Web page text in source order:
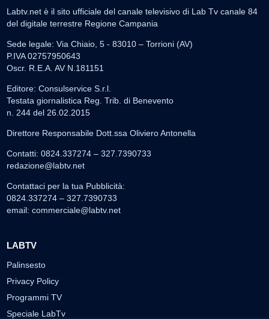
Labtv.net è il sito ufficiale del canale televisivo di Lab Tv canale 84
del digitale terrestre Regione Campania
Sede legale: Via Chiaio, 5 - 83010 – Torrioni (AV)
P.IVA 02757950643
Oscr. R.E.A. AV N.181151
Editore: Consulservice S.r.l.
Testata giornalistica Reg. Trib. di Benevento
n. 244 del 26.02.2015
Direttore Responsabile Dott.ssa Oliviero Antonella
Contatti: 0824.337274 – 327.7390733
redazione@labtv.net
Contattaci per la tua Pubblicità:
0824.337274 – 327.7390733
email: commerciale@labtv.net
LABTV
Palinsesto
Privacy Policy
Programmi TV
Speciale LabTv